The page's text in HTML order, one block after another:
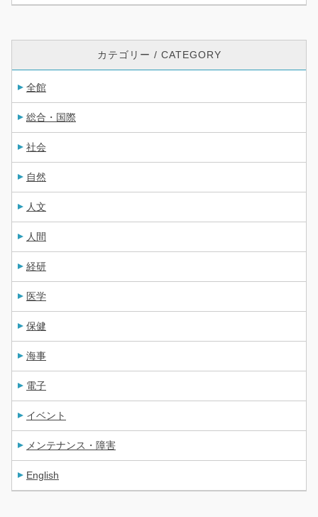
カテゴリー / CATEGORY
全館
総合・国際
社会
自然
人文
人間
経研
医学
保健
海事
電子
イベント
メンテナンス・障害
English